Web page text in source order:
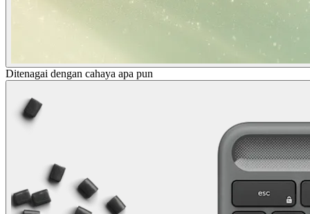
Ditenagai dengan cahaya apa pun